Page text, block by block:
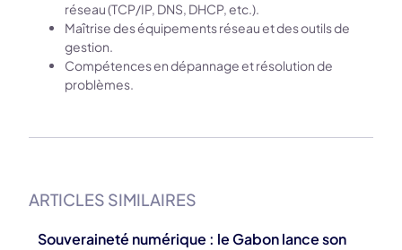
réseau (TCP/IP, DNS, DHCP, etc.).
Maîtrise des équipements réseau et des outils de
gestion.
Compétences en dépannage et résolution de
problèmes.
ARTICLES SIMILAIRES
Souveraineté numérique : le Gabon lance son